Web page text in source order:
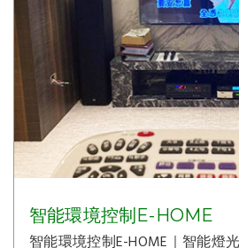
智能環境控制E-HOME
智能環境控制E-HOME｜智能燈